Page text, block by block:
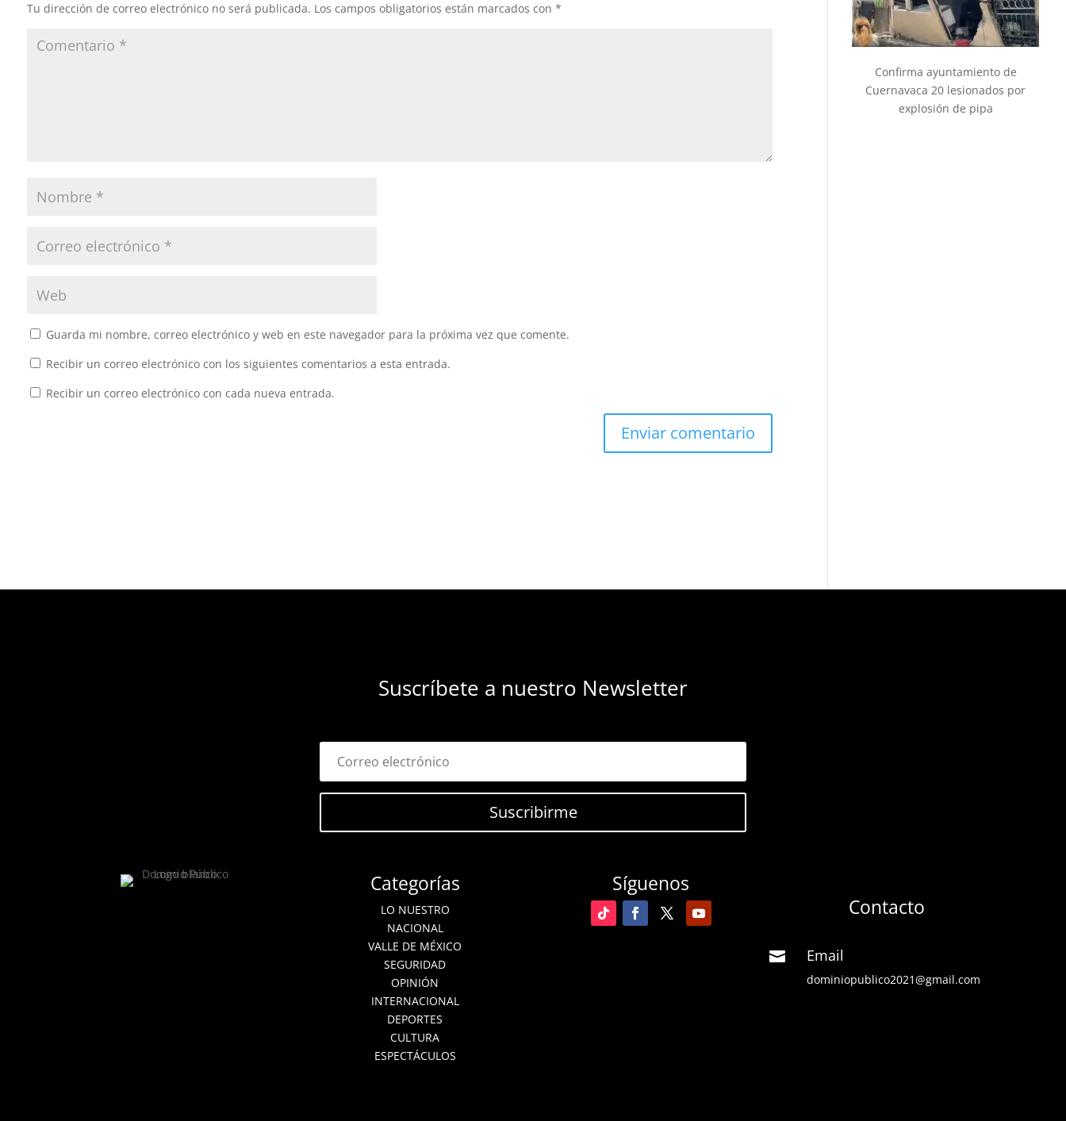
Tu dirección de correo electrónico no será publicada. Los campos obligatorios están marcados con *
Guarda mi nombre, correo electrónico y web en este navegador para la próxima vez que comente.
Recibir un correo electrónico con los siguientes comentarios a esta entrada.
Recibir un correo electrónico con cada nueva entrada.
Confirma ayuntamiento de
Cuernavaca 20 lesionados por
explosión de pipa
Suscríbete a nuestro Newsletter
Suscribirme
Categorías
LO NUESTRO
NACIONAL
VALLE DE MÉXICO
SEGURIDAD
OPINIÓN
INTERNACIONAL
DEPORTES
CULTURA
ESPECTÁCULOS
Síguenos
Contacto
 Email
dominiopublico2021@gmail.com